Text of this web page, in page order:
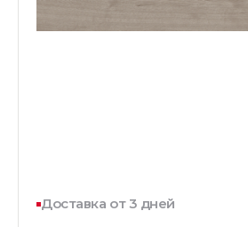
Доставка от 3 дней